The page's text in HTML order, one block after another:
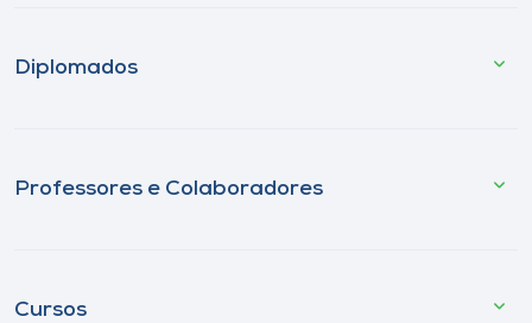
Diplomados
Professores e Colaboradores
Cursos